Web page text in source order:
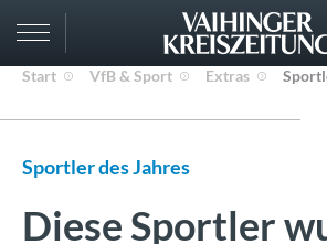
Start VfB & Sport Extras
Sportler des Jahres
Diese Sportler